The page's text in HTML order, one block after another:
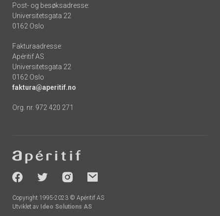
Post- og besøksadresse:
Universitetsgata 22
0162 Oslo
Fakturaadresse:
Apéritif AS
Universitetsgata 22
0162 Oslo
faktura@aperitif.no
Org. nr. 972 420 271
-
socials
Copyright 1995-2023 © Apéritif AS
Utviklet av Ideo Solutions AS